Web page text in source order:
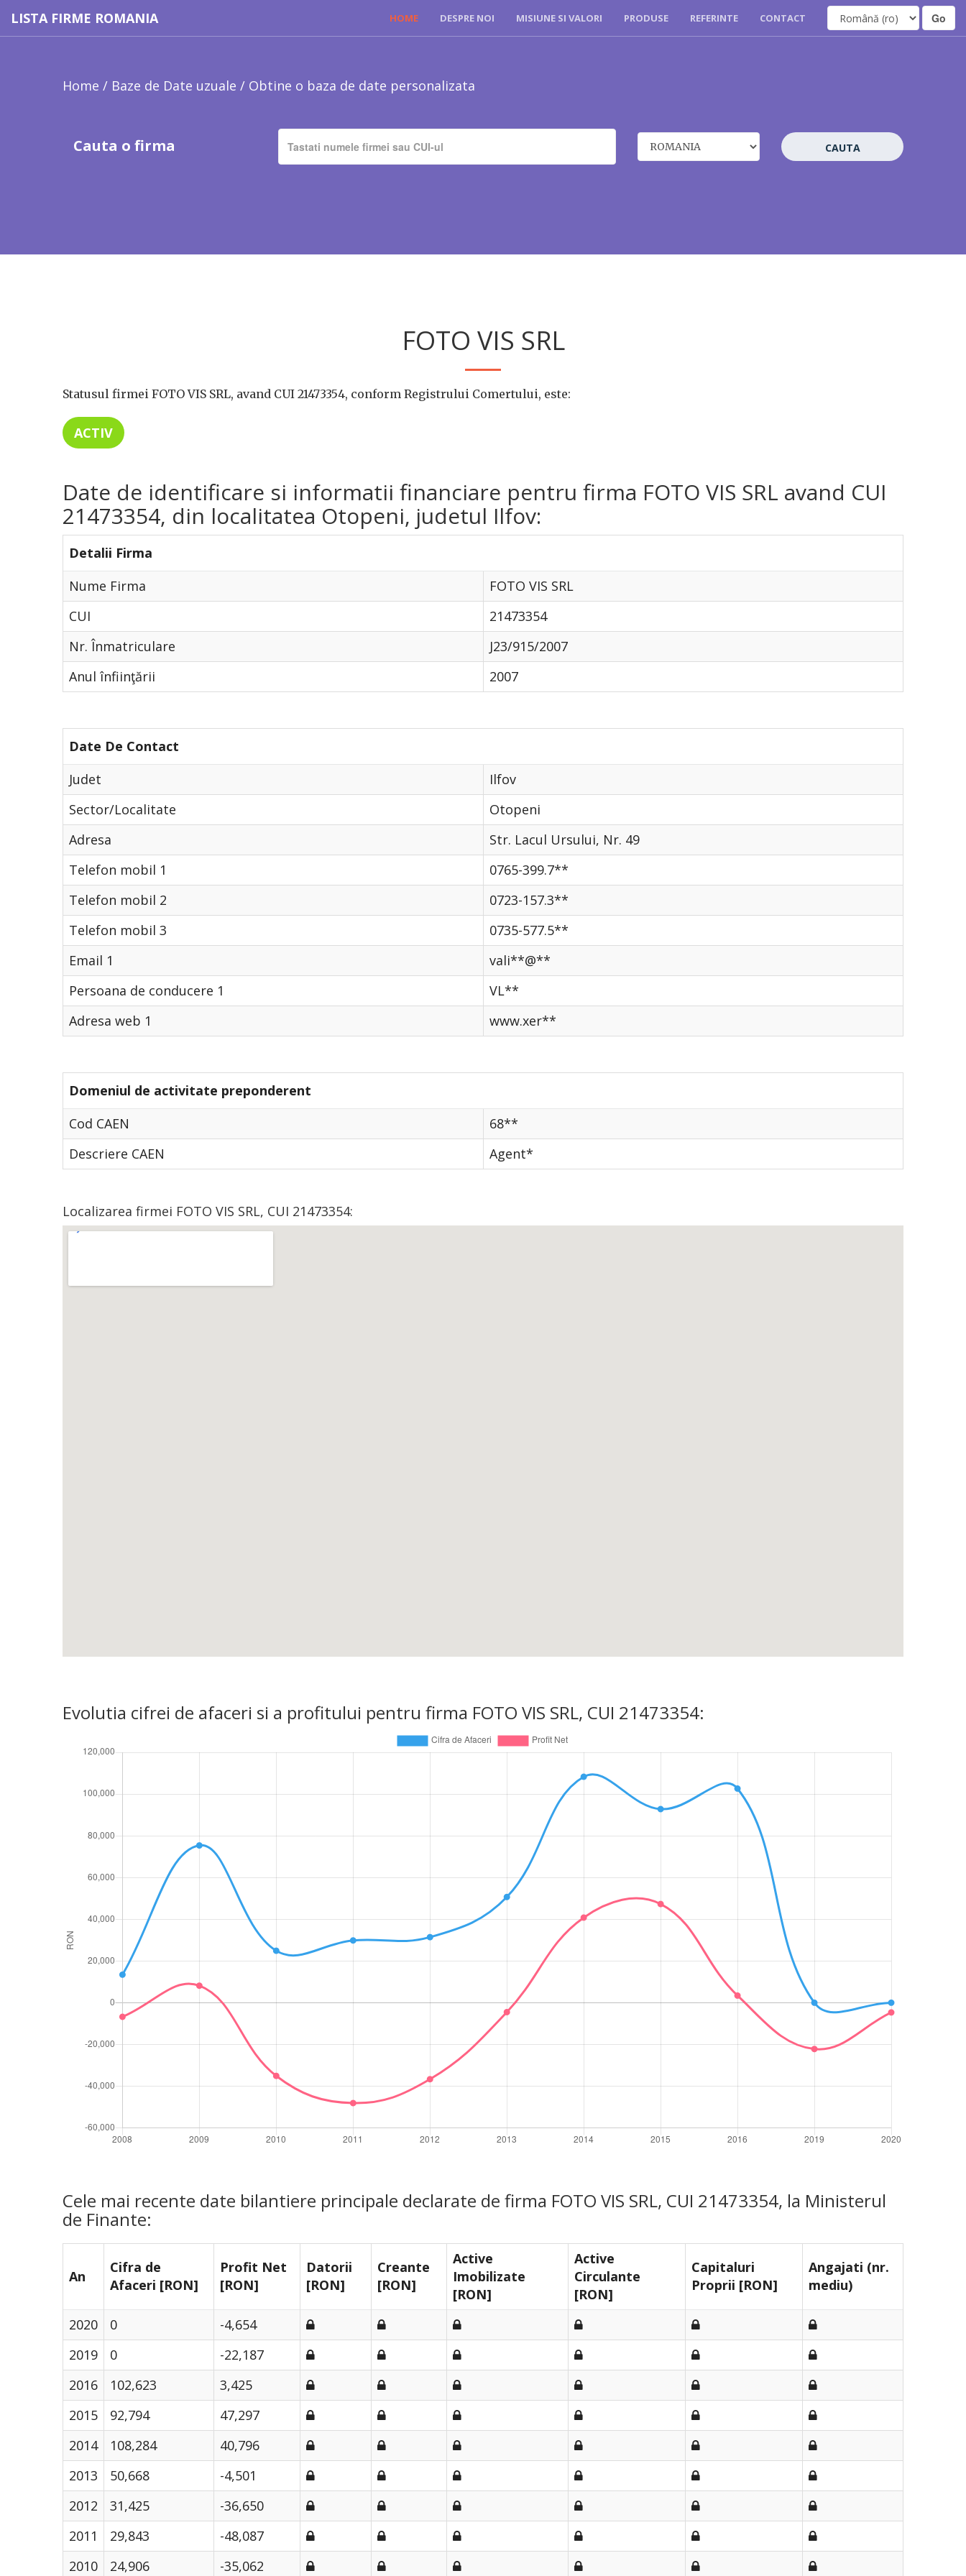
LISTA FIRME ROMANIA HOME DESPRE NOI MISIUNE SI VALORI PRODUSE REFERINTE CONTACT
Home / Baze de Date uzuale / Obtine o baza de date personalizata
Cauta o firma CAUTA
FOTO VIS SRL
Statusul firmei FOTO VIS SRL, avand CUI 21473354, conform Registrului Comertului, este:
ACTIV
Date de identificare si informatii financiare pentru firma FOTO VIS SRL avand CUI
21473354, din localitatea Otopeni, judetul Ilfov:
Detalii Firma
Nume Firma
FOTO VIS SRL
CUI
21473354
Nr. Înmatriculare
J23/915/2007
Anul înfiinţării
2007
Date De Contact
Judet
Ilfov
Sector/Localitate
Otopeni
Adresa
Str. Lacul Ursului, Nr. 49
Telefon mobil 1
0765-399.7**
Telefon mobil 2
0723-157.3**
Telefon mobil 3
0735-577.5**
Email 1
vali**@**
Persoana de conducere 1
VL**
Adresa web 1
www.xer**
Domeniul de activitate preponderent
Cod CAEN
68**
Descriere CAEN
Agent*
Localizarea firmei FOTO VIS SRL, CUI 21473354:
Evolutia cifrei de afaceri si a profitului pentru firma FOTO VIS SRL, CUI 21473354:
Cele mai recente date bilantiere principale declarate de firma FOTO VIS SRL, CUI 21473354, la Ministerul
de Finante:
An
Cifra de
Afaceri [RON]
Profit Net
[RON]
Datorii
[RON]
Creante
[RON]
Active
Imobilizate
[RON]
Active
Circulante
[RON]
Capitaluri
Proprii [RON]
Angajati (nr.
mediu)
2020 0
-4,654
2019
0
-22,187
2016
102,623
3,425
2015
92,794
47,297
2014
108,284
40,796
2013
50,668
-4,501
2012
31,425
-36,650
2011
29,843
-48,087
2010
24,906 -35,062